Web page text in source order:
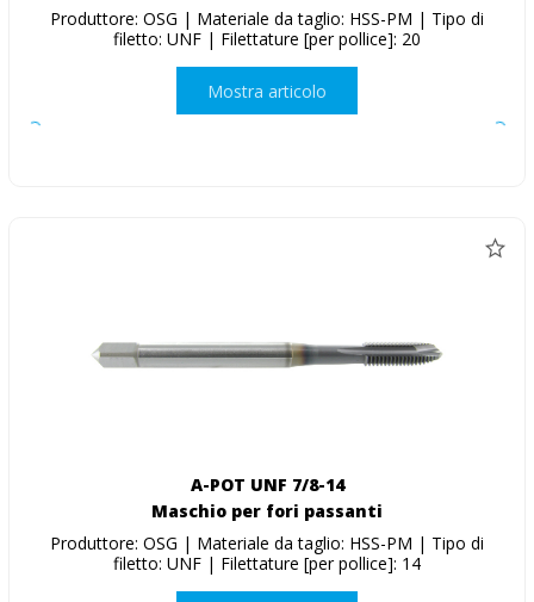
Produttore: OSG | Materiale da taglio: HSS-PM | Tipo di
filetto: UNF | Filettature [per pollice]: 20
Mostra articolo
A-POT UNF 7/8-14
Maschio per fori passanti
Produttore: OSG | Materiale da taglio: HSS-PM | Tipo di
filetto: UNF | Filettature [per pollice]: 14